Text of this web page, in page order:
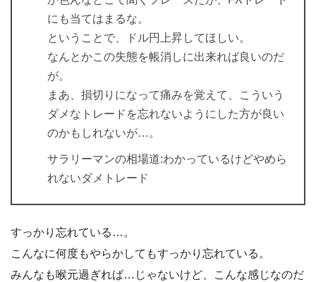
にも当てはまるな。
ということで、ドル円上昇してほしい。
なんとかこの失態を帳消しに出来れば良いのだ
が。
まあ、損切りになって痛みを覚えて、こういう
ダメなトレードを忘れないようにした方が良い
のかもしれないが…。
サラリーマンの相場道:わかっているけどやめら
れないダメトレード
すっかり忘れている…。
こんなに何度もやらかしてもすっかり忘れている。
みんなも喉元過ぎれば…じゃないけど、こんな感じなのだ